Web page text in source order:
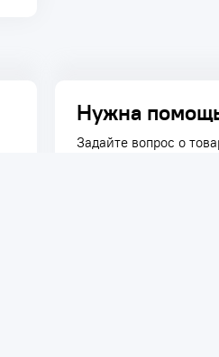
Нужна
Задайте вопрос о